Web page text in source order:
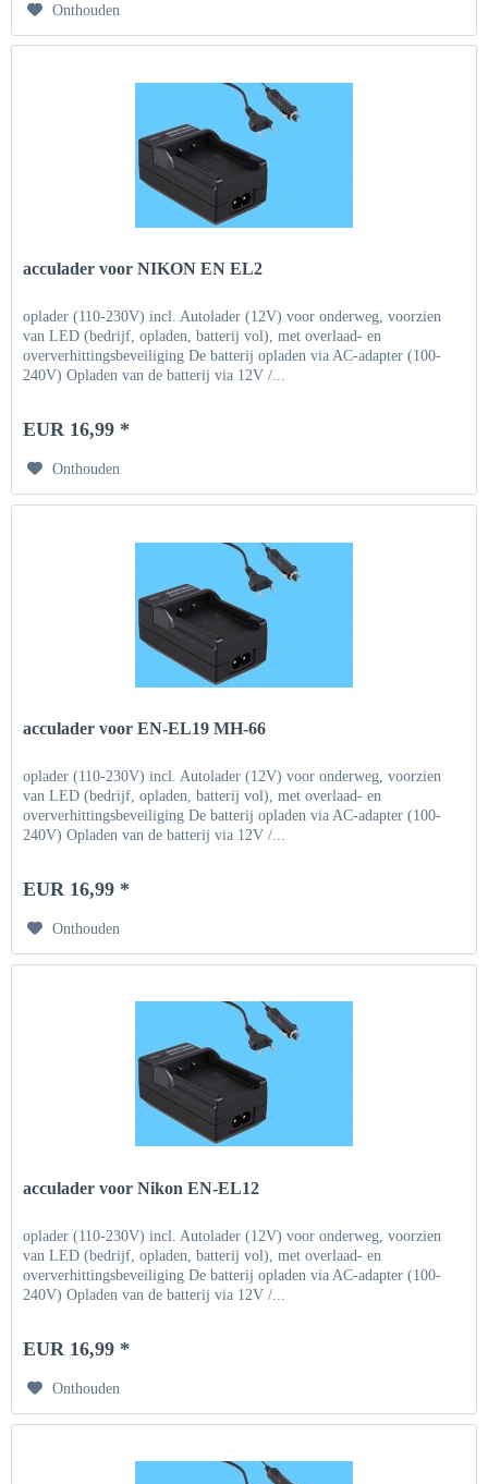
Onthouden
acculader voor NIKON EN EL2
oplader (110-230V) incl. Autolader (12V) voor onderweg, voorzien
van LED (bedrijf, opladen, batterij vol), met overlaad- en
oververhittingsbeveiliging De batterij opladen via AC-adapter (100-
240V) Opladen van de batterij via 12V /...
EUR 16,99 *
Onthouden
acculader voor EN-EL19 MH-66
oplader (110-230V) incl. Autolader (12V) voor onderweg, voorzien
van LED (bedrijf, opladen, batterij vol), met overlaad- en
oververhittingsbeveiliging De batterij opladen via AC-adapter (100-
240V) Opladen van de batterij via 12V /...
EUR 16,99 *
Onthouden
acculader voor Nikon EN-EL12
oplader (110-230V) incl. Autolader (12V) voor onderweg, voorzien
van LED (bedrijf, opladen, batterij vol), met overlaad- en
oververhittingsbeveiliging De batterij opladen via AC-adapter (100-
240V) Opladen van de batterij via 12V /...
EUR 16,99 *
Onthouden